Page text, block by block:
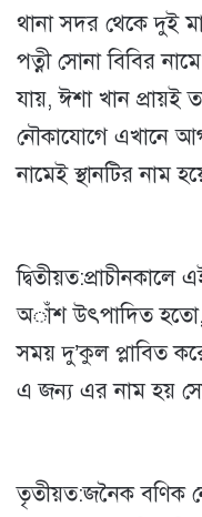
থানা সদর থেকে দুই
পত্নী সোনা বিবির
যায়, ঈশা খান প্রায়ই
নৌকাযোগে এখানে
নামেই স্থানটির নাম
অাঁশ উৎপাদিত হতো,
সময় দু’কুল প্লাবিত
এ জন্য এর নাম হয়
তৃতীয়ত:জনৈক বণিক